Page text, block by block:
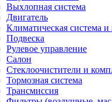
Выхлопная система
Двигатель
Климатическая система и
Подвеска
Рулевое управление
Салон
Стеклоочистители и
Тормозная система
Трансмиссия